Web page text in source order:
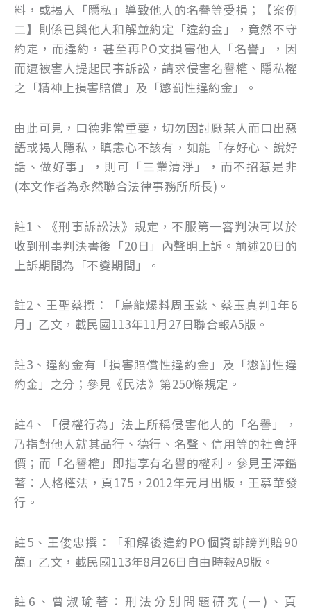
料，或揭人「隱私」導致他人的名譽等受損；【案例
二】則係已與他人和解並約定「違約金」，竟然不守
約定，而違約，甚至再PO文損害他人「名譽」，因
而遭被害人提起民事訴訟，請求侵害名譽權、隱私權
之「精神上損害賠償」及「懲罰性違約金」。
由此可見，口德非常重要，切勿因討厭某人而口出惡
語或揭人隱私，瞋恚心不該有，如能「存好心、說好
話、做好事」，則可「三業清淨」，而不招惹是非
(本文作者為永然聯合法律事務所所長)。
註1、《刑事訴訟法》規定，不服第一審判決可以於
收到刑事判決書後「20日」內聲明上訴。前述20日的
上訴期間為「不變期間」。
註2、王聖蔡撰：「烏龍爆料周玉蔻、蔡玉真判1年6
月」乙文，載民國113年11月27日聯合報A5版。
註3、違約金有「損害賠償性違約金」及「懲罰性違
約金」之分；參見《民法》第250條規定。
註4、「侵權行為」法上所稱侵害他人的「名譽」，
乃指對他人就其品行、德行、名聲、信用等的社會評
價；而「名譽權」即指享有名譽的權利。參見王澤鑑
著：人格權法，頁175，2012年元月出版，王慕華發
行。
註5、王俊忠撰：「和解後違約PO個資誹謗判賠90
萬」乙文，載民國113年8月26日自由時報A9版。
註6、曾淑瑜著：刑法分別問題研究(一)、頁